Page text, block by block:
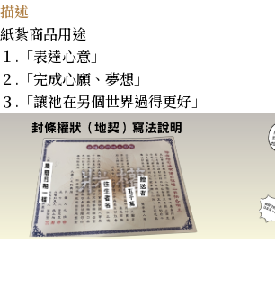
描述
紙紮商品用途
１.「表達心意」
２.「完成心願、夢想」
３.「讓祂在另個世界過得更好」